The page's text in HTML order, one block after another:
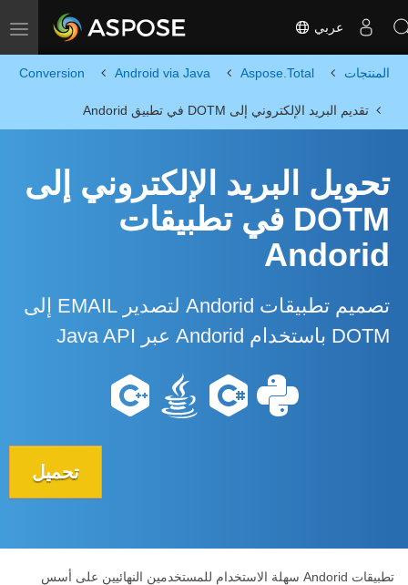
Toggle navigation عربي
المنتجات Aspose.Total
Android via Java
Conversion
تقديم البريد الإلكتروني إلى DOTM في تطبيق Andorid
تحويل البريد الإلكتروني إلى
DOTM في تطبيقات
Andorid
تصميم تطبيقات Andorid لتصدير EMAIL إلى
DOTM باستخدام Andorid عبر Java API
تحميل
تطبيقات Andorid سهلة الاستخدام للمستخدمين النهائيين على أسس